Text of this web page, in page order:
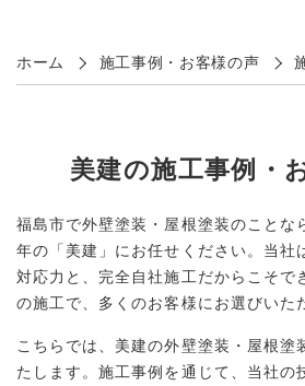
ホーム 施工事例・お客様の声
美建の施工事例・
福島市で外壁塗装・屋根塗装のことな
年の「美建」にお任せください。当社
対応力と、完全自社施工だからこそで
の施工で、多くのお客様にお選びいた
こちらでは、美建の外壁塗装・屋根塗
たします。施工事例を通じて、当社の